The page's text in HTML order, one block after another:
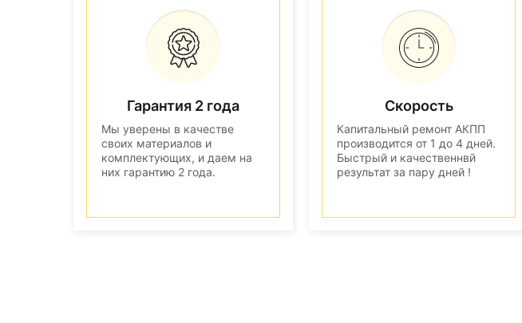
Гарантия 2 года
Мы уверены в качестве
своих материалов и
комплектующих, и даем на
них гарантию 2 года.
Скорость
Капитальный ремонт АКПП
производится от 1 до 4 дней.
Быстрый и качественнвй
результат за пару дней !